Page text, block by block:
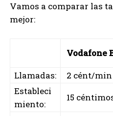
Vamos a comparar las
mejor:
Vodafone
Llamadas:
2 cént/min
Estableci
miento:
15